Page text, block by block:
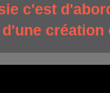
c'est
création